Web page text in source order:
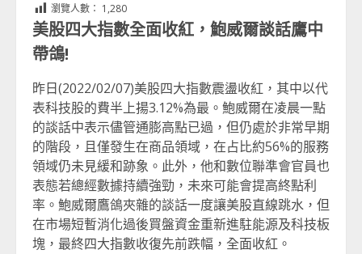
瀏覽人數： 1,280
美股四大指數全面收紅，鮑威爾談話鷹中
帶鴿!
昨日(2022/02/07)美股四大指數震盪收紅，其中以代
表科技股的費半上揚3.12%為最。鮑威爾在凌晨一點
的談話中表示儘管通膨高點已過，但仍處於非常早期
的階段，且僅發生在商品領域，在占比約56%的服務
領域仍未見緩和跡象。此外，他和數位聯準會官員也
表態若總經數據持續強勁，未來可能會提高終點利
率。鮑威爾鷹鴿夾雜的談話一度讓美股直線跳水，但
在市場短暫消化過後買盤資金重新進駐能源及科技板
塊，最終四大指數收復先前跌幅，全面收紅。